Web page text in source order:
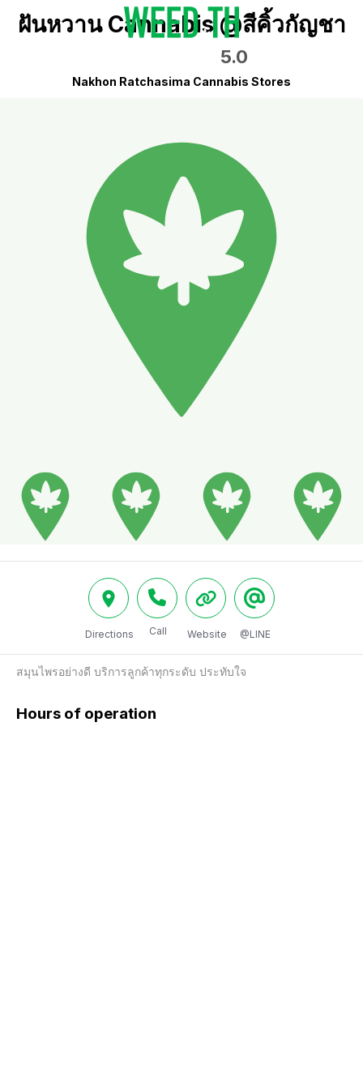
ฝันหวาน Cannabis @สีคิ้วกัญชา
5.0
Nakhon Ratchasima Cannabis Stores
Directions Call Website @LINE
สมุนไพรอย่างดี บริการลูกค้าทุกระดับ ประทับใจ
Hours of operation